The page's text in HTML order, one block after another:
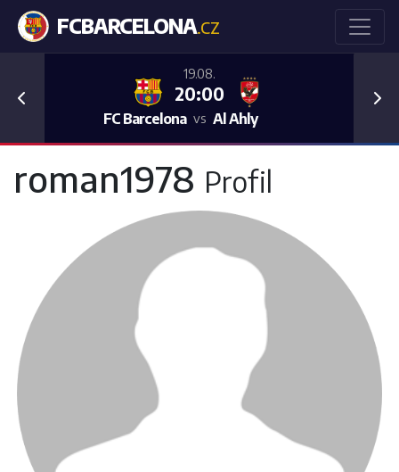
FCBARCELONA.CZ
19.08.
20:00
FC Barcelona vs Al Ahly
Previous
roman1978 Profil